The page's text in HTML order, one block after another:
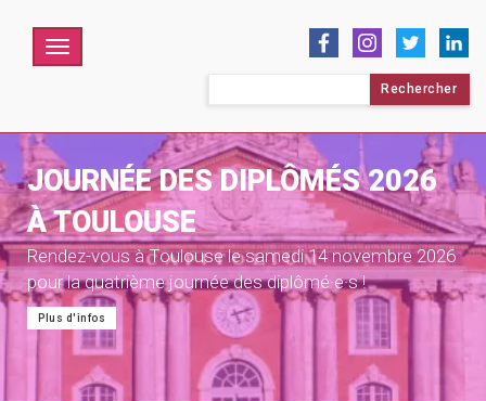
Menu
JOURNÉE DES DIPLÔMÉS 2026
À TOULOUSE
Rendez-vous à Toulouse le samedi 14 novembre 2026
pour la quatrième journée des diplômé·e·s !
Plus d'infos